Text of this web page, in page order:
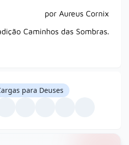
por Aureus Cornix
Caminhos das Sombras.
para Deuses